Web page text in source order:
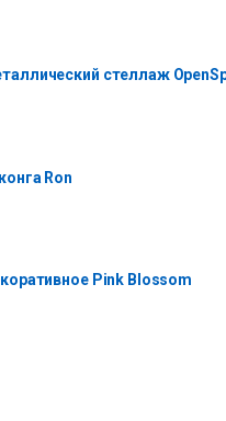
стеллаж
Ron
Pink Blossom